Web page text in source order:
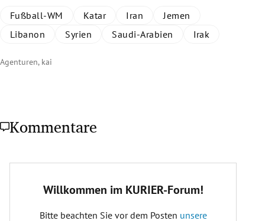
Fußball-WM Katar Iran
Jemen
Libanon
Syrien Saudi-Arabien Irak
Agenturen, kai
Kommentare